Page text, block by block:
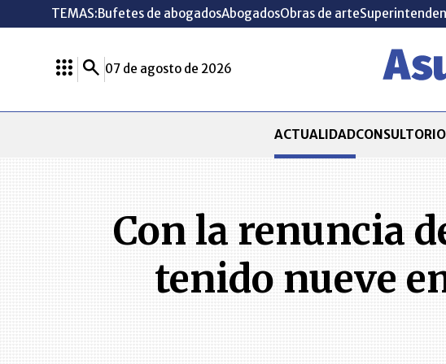
TEMAS:Bufetes de abogadosAbogadosObras de arte
07 de agosto de 2026
ACTUALIDADCONSULTORIO
Con la renuncia
tenido nueve